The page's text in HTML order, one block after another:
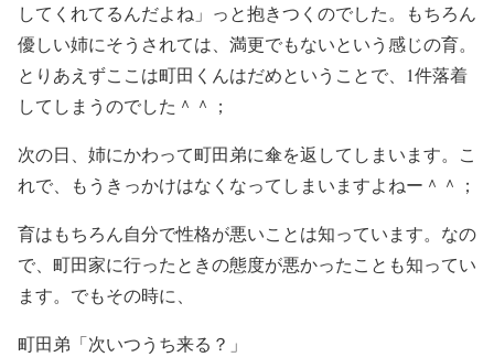
してくれてるんだよね」っと抱きつくのでした。もちろん
優しい姉にそうされては、満更でもないという感じの育。
とりあえずここは町田くんはだめということで、1件落着
してしまうのでした＾＾；
次の日、姉にかわって町田弟に傘を返してしまいます。こ
れで、もうきっかけはなくなってしまいますよねー＾＾；
育はもちろん自分で性格が悪いことは知っています。なの
で、町田家に行ったときの態度が悪かったことも知ってい
ます。でもその時に、
町田弟「次いつうち来る？」